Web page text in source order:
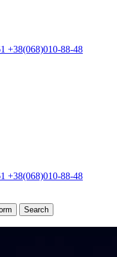
+38(068)010-88-48
+38(068)010-88-48
Search